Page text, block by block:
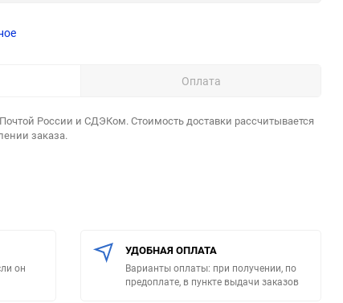
Оплата
России и СДЭКом. Стоимость доставки рассчитывается
заказа.
он
УДОБНАЯ ОПЛАТА
Варианты оплаты: при получении, по
предоплате, в пункте выдачи заказов